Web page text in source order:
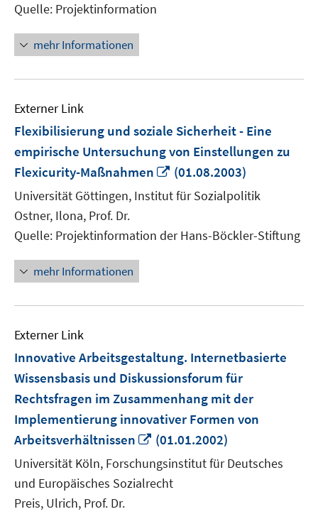
Quelle: Projektinformation
mehr Informationen
Externer Link
Flexibilisierung und soziale Sicherheit - Eine
empirische Untersuchung von Einstellungen zu
Flexicurity-Maßnahmen
In
neuem
Fenster
(01.08.2003)
Universität Göttingen, Institut für Sozialpolitik
Ostner, Ilona, Prof. Dr.
Quelle: Projektinformation der Hans-Böckler-Stiftung
mehr Informationen
Externer Link
Innovative Arbeitsgestaltung. Internetbasierte
Wissensbasis und Diskussionsforum für
Rechtsfragen im Zusammenhang mit der
Implementierung innovativer Formen von
Arbeitsverhältnissen
In
neuem
Fenster
öffnen
(01.01.2002)
Universität Köln, Forschungsinstitut für Deutsches
und Europäisches Sozialrecht
Preis, Ulrich, Prof. Dr.